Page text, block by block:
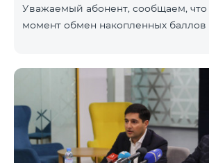
Уважаемый абонент, сообщаем,
момент обмен накопленных
категорий: Nickel, Bronze, Silver,